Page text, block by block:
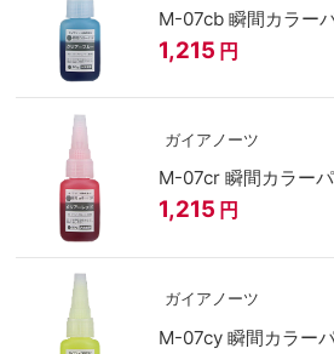
M-07cb 瞬間カラー
1,215 円
ガイアノーツ
M-07cr 瞬間カラー
1,215 円
ガイアノーツ
M-07cy 瞬間カラー